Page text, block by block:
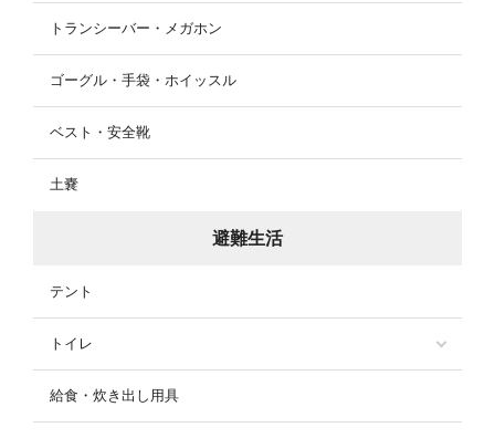
トランシーバー・メガホン
ゴーグル・手袋・ホイッスル
ベスト・安全靴
土嚢
避難生活
テント
トイレ
給食・炊き出し用具